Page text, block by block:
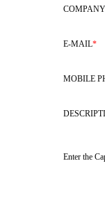
COMPANY
E-MAIL*
MOBILE
Enter the